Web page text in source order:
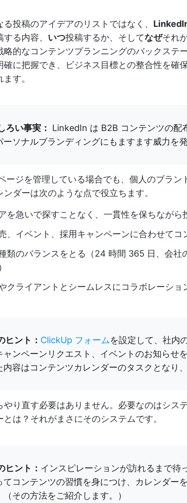
る投稿のアイデアのリストではなく、
る内容、 いつ投稿するか、そしてなぜそれ
略的なコンテンツプランニングのバックステ
確に把握でき、ビジネス目標との整合性を確
す。
ろい事実：
LinkedIn は B2B コンテンツの配
ーソナルブランディングにもますます威力を
ージを管理している場合でも、個人のブラ
ンダーは次のような点で役立ちます。
を急いで探すことなく、一貫性を保ちながら
、イベント、採用キャンペーンに合わせてコ
類のバランスをとる（24 時間 365 日、会社
クライアントとシームレスにコラボレーショ
ヒント： ClickUp フォームを設定して、社内
ャンペーンリクエスト、イベントのお知らせ
内容はコンテンツカレンダーのタスクとなり
やり直す必要はありません。必要なのはシス
とは？それがまさにそのシステムです。
ヒント： インスピレーションが訪れるまで待
てコンテンツの習慣を身につけ、カレンダー
（その方法をご紹介します。）